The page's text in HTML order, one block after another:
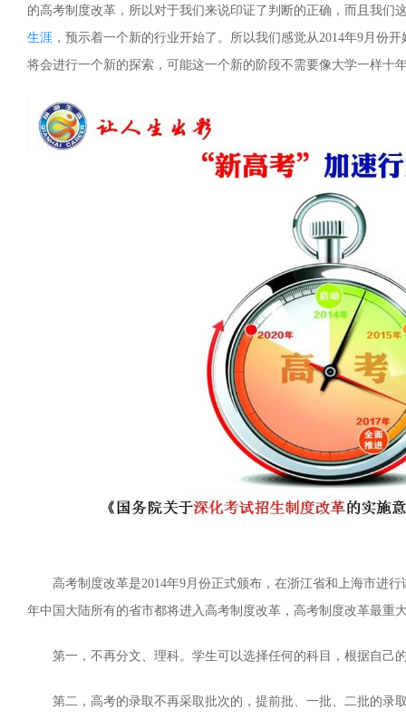
的高考制度改革，所以对于我们来说印证了判断的正确，而且我们
生涯 ，预示着一个新的行业开始了。所以我们感觉从2014年9月份
将会进行一个新的探索，可能这一个新的阶段不需要像大学一样十
高考制度改革是2014年9月份正式颁布，在浙江省和上海市进
年中国大陆所有的省市都将进入高考制度改革，高考制度改革最重
第一，不再分文、理科。学生可以选择任何的科目，根据自己
第二，高考的录取不再采取批次的，提前批、一批、二批的录